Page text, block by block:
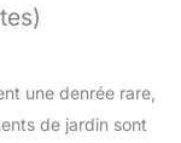
une denrée rare,
de jardin sont